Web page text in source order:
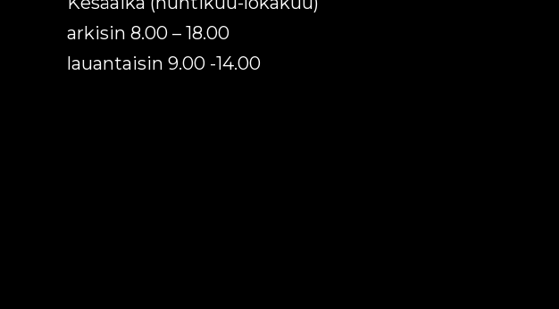
arkisin 8.00 – 18.00
lauantaisin 9.00 -14.00